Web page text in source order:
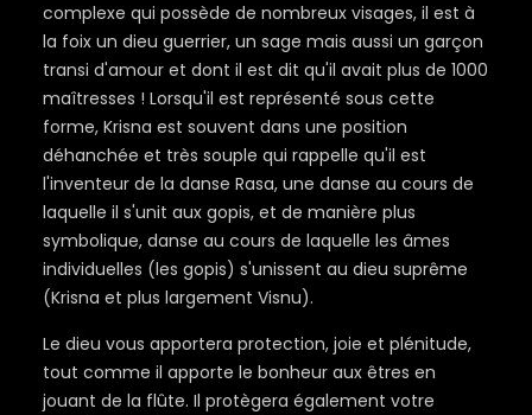
complexe qui possède de nombreux visages, il est à
la foix un dieu guerrier, un sage mais aussi un garçon
transi d'amour et dont il est dit qu'il avait plus de 1000
maîtresses ! Lorsqu'il est représenté sous cette
forme, Krisna est souvent dans une position
déhanchée et très souple qui rappelle qu'il est
l'inventeur de la danse Rasa, une danse au cours de
laquelle il s'unit aux gopis, et de manière plus
symbolique, danse au cours de laquelle les âmes
individuelles (les gopis) s'unissent au dieu suprême
(Krisna et plus largement Visnu).
Le dieu vous apportera protection, joie et plénitude,
tout comme il apporte le bonheur aux êtres en
jouant de la flûte. Il protègera également votre